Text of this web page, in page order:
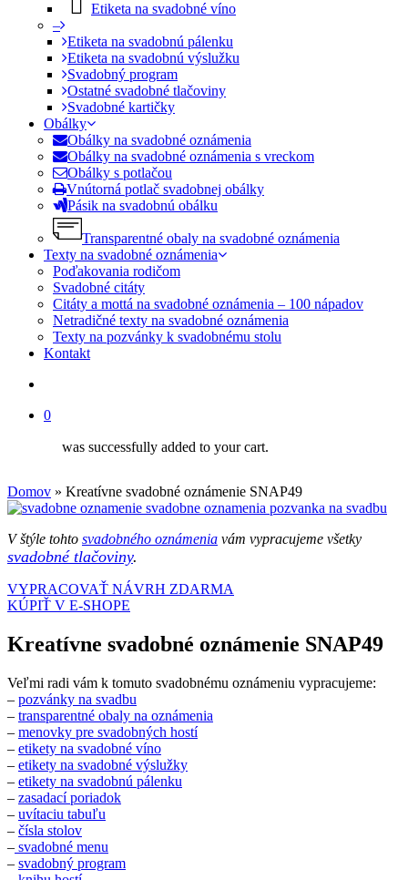
Etiketa na svadobné víno
–
Etiketa na svadobnú pálenku
Etiketa na svadobnú výslužku
Svadobný program
Ostatné svadobné tlačoviny
Svadobné kartičky
Obálky
Obálky na svadobné oznámenia
Obálky na svadobné oznámenia s vreckom
Obálky s potlačou
Vnútorná potlač svadobnej obálky
Pásik na svadobnú obálku
Transparentné obaly na svadobné oznámenia
Texty na svadobné oznámenia
Poďakovania rodičom
Svadobné citáty
Citáty a mottá na svadobné oznámenia – 100 nápadov
Netradičné texty na svadobné oznámenia
Texty na pozvánky k svadobnému stolu
Kontakt
0
was successfully added to your cart.
Domov » Kreatívne svadobné oznámenie SNAP49
V štýle tohto svadobného oznámenia vám vypracujeme všetky
svadobné tlačoviny.
VYPRACOVAŤ NÁVRH ZDARMA
KÚPIŤ V E-SHOPE
Kreatívne svadobné oznámenie SNAP49
Veľmi radi vám k tomuto svadobnému oznámeniu vypracujeme:
– pozvánky na svadbu
– transparentné obaly na oznámenia
– menovky pre svadobných hostí
– etikety na svadobné víno
– etikety na svadobné výslužky
– etikety na svadobnú pálenku
– zasadací poriadok
– uvítaciu tabuľu
– čísla stolov
– svadobné menu
– svadobný program